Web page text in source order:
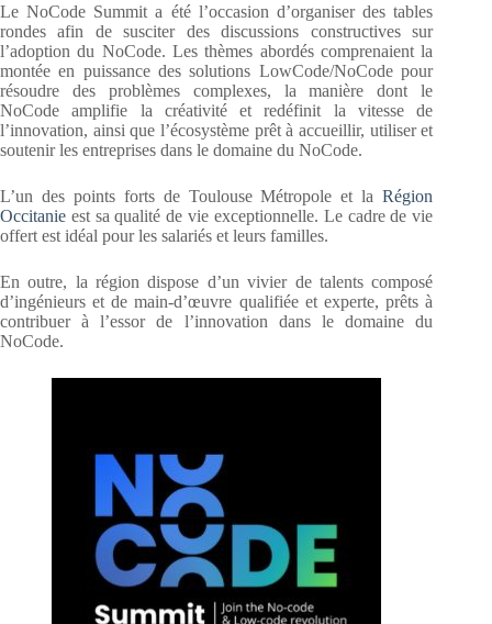
Le NoCode Summit a été l’occasion d’organiser des tables
rondes afin de susciter des discussions constructives sur
l’adoption du NoCode. Les thèmes abordés comprenaient la
montée en puissance des solutions LowCode/NoCode pour
résoudre des problèmes complexes, la manière dont le
NoCode amplifie la créativité et redéfinit la vitesse de
l’innovation, ainsi que l’écosystème prêt à accueillir, utiliser et
soutenir les entreprises dans le domaine du NoCode.
L’un des points forts de Toulouse Métropole et laRégion
Occitanie est sa qualité de vie exceptionnelle. Le cadre de vie
offert est idéal pour les salariés et leurs familles.
En outre, la région dispose d’un vivier de talents composé
d’ingénieurs et de main-d’œuvre qualifiée et experte, prêts à
contribuer à l’essor de l’innovation dans le domaine du
NoCode.